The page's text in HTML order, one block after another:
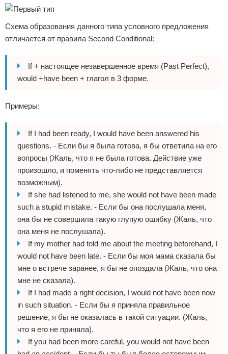
Схема образования данного типа условного предложения
отличается от правила Second Conditional:
If + настоящее незавершенное время (Past Perfect),
would +have been + глагол в 3 форме.
Примеры:
If I had been ready, I would have been answered his
questions. - Если бы я была готова, я бы ответила на его
вопросы (Жаль, что я не была готова. Действие уже
произошло, и поменять что-либо не представляется
возможным).
If she had listened to me, she would not have been made
such a stupid mistake. - Если бы она послушала меня,
она бы не совершила такую глупую ошибку (Жаль, что
она меня не послушала).
If my mother had told me about the meeting beforehand, I
would not have been late. - Если бы моя мама сказала бы
мне о встрече заранее, я бы не опоздала (Жаль, что она
мне не сказала).
If I had made a right decision, I would not have been now
in such situation. - Если бы я приняла правильное
решение, я бы не оказалась в такой ситуации. (Жаль,
что я его не приняла).
If you had been more careful, you would not have been